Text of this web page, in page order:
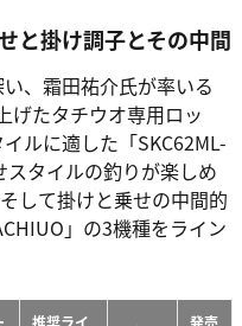
と掛け調子とその中間
、霜田祐介氏が率いる
げたタチウオ専用ロッ
ルに適した「SKC62ML-
スタイルの釣りが楽しめ
して掛けと乗せの中間的
」の3機種をライン